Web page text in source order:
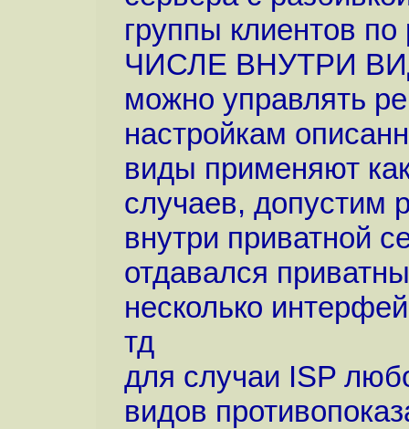
группы клиентов
ЧИСЛЕ ВНУТРИ
можно управлять
настройкам
виды применяют
случаев, допустим
внутри приватной
отдавался
несколько
тд
для случаи ISP
видов